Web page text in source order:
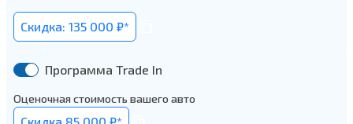
Скидка: 135 000 ₽*
Программа Trade In
Оценочная стоимость вашего авто